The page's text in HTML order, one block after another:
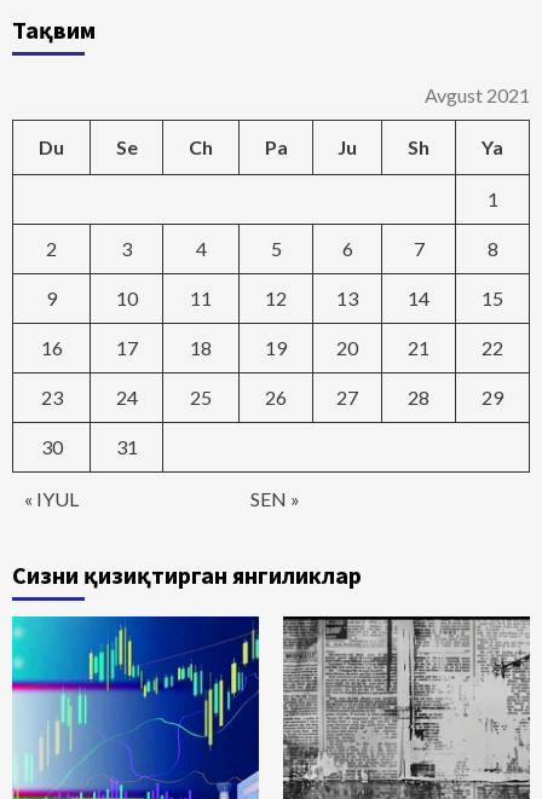
Тақвим
Avgust 2021
Du Se Ch Pa Ju Sh Ya
« IYUL SEN »
1
2 3 4 5 6 7 8
9 10 11 12 13 14 15
16 17 18 19 20 21 22
23 24 25 26 27 28 29
30 31
Сизни қизиқтирган янгиликлар